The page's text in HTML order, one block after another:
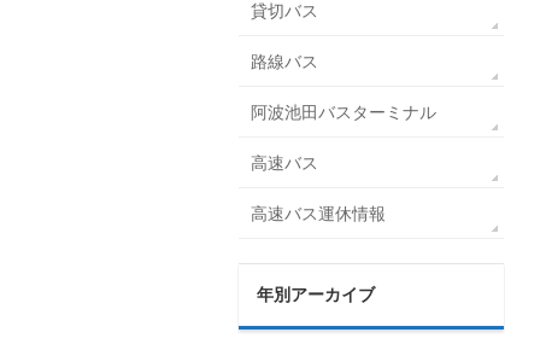
貸切バス
路線バス
阿波池田バスターミナル
高速バス
高速バス運休情報
年別アーカイブ